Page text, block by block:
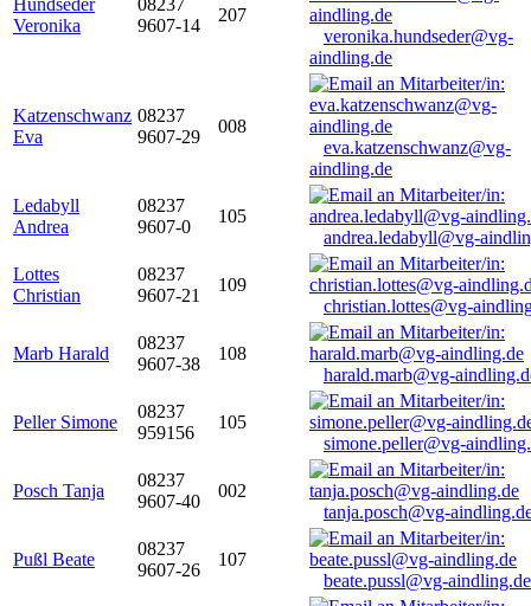
Hundseder
Veronika
08237
9607-14
207
veronika.hundseder@vg-
aindling.de
Katzenschwanz
Eva
08237
9607-29
008
eva.katzenschwanz@vg-
aindling.de
Ledabyll
Andrea
08237
9607-0
105
andrea.ledabyll@vg-
Lottes
Christian
08237
9607-21
109
christian.lottes@vg-
Marb Harald
08237
9607-38
108
harald.marb@vg-
Peller Simone
08237
959156
105
simone.peller@vg-
Posch Tanja
08237
9607-40
002
tanja.posch@vg-
Pußl Beate
08237
9607-26
107
beate.pussl@vg-aindling.de